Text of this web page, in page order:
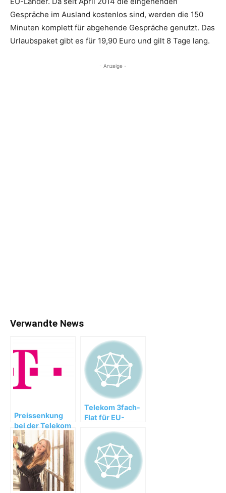
Gespräche im Ausland kostenlos sind, werden die 150
Minuten komplett für abgehende Gespräche genutzt. Das
Urlaubspaket gibt es für 19,90 Euro und gilt 8 Tage lang.
- Anzeige -
Verwandte News
Preissenkung
bei der Telekom
Telekom 3fach-
Flat für EU-
Schweiz